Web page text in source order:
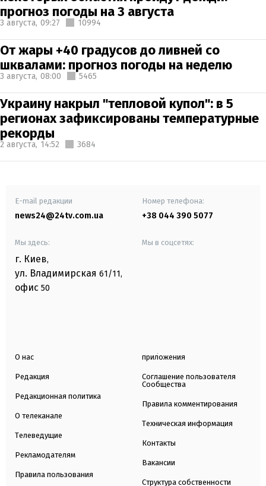
прогноз погоды на 3 августа
3 августа, 09:27 10994
От жары +40 градусов до ливней со
шквалами: прогноз погоды на неделю
3 августа, 08:00 5465
Украину накрыл "тепловой купол": в 5
регионах зафиксированы температурные
рекорды
2 августа, 14:52 3684
E-mail редакции
news24@24tv.com.ua
Номер телефона:
+38 044 390 5077
Мы здесь:
г. Киев,
ул. Владимирская 61/11,
офис 50
Мы в соцсетях:
О нас
Редакция
Редакционная политика
О телеканале
Телеведущие
Рекламодателям
Правила пользования
приложения
Соглашение пользователя
Сообщества
Правила комментирования
Техническая информация
Контакты
Вакансии
Структура собственности